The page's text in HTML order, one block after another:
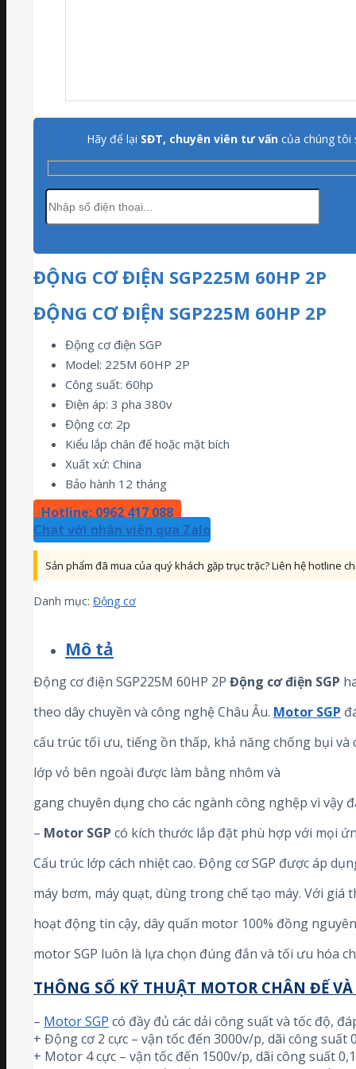
Hãy để lại SĐT, chuyên viên tư vấn của chúng tôi
ĐỘNG CƠ ĐIỆN SGP225M 60HP 2P
ĐỘNG CƠ ĐIỆN SGP225M 60HP 2P
Động cơ điện SGP
Model: 225M 60HP 2P
Công suất: 60hp
Điện áp: 3 pha 380v
Động cơ: 2p
Kiểu lắp chân đế hoặc mặt bích
Xuất xứ: China
Bảo hành 12 tháng
Hotline: 0962 417 088
Chat với nhân viên qua Zalo
Sản phẩm đã mua của quý khách gặp trục trặc? Liên hệ hotline
Danh mục: Động cơ
Mô tả
Động cơ điện SGP225M 60HP 2P Động cơ điện SGP
theo dây chuyền và công nghệ Châu Âu. Motor SGP
cấu trúc tối ưu, tiếng ồn thấp, khả năng chống bụi và
lớp vỏ bên ngoài được làm bằng nhôm và
gang chuyên dụng cho các ngành công nghệp vì vậy
– Motor SGP có kích thước lắp đặt phù hợp với mọi
Cấu trúc lớp cách nhiệt cao. Động cơ SGP được áp
máy bơm, máy quạt, dùng trong chế tạo máy. Với
hoạt động tin cậy, dây quấn motor 100% đồng
motor SGP luôn là lựa chọn đúng đắn và tối ưu hóa
THÔNG SỐ KỸ THUẬT MOTOR CHÂN ĐẾ
– Motor SGP có đầy đủ các dải công suất và tốc độ,
+ Động cơ 2 cực – vận tốc đến 3000v/p, dãi công suất
+ Motor 4 cực – vận tốc đến 1500v/p, dãi công suất